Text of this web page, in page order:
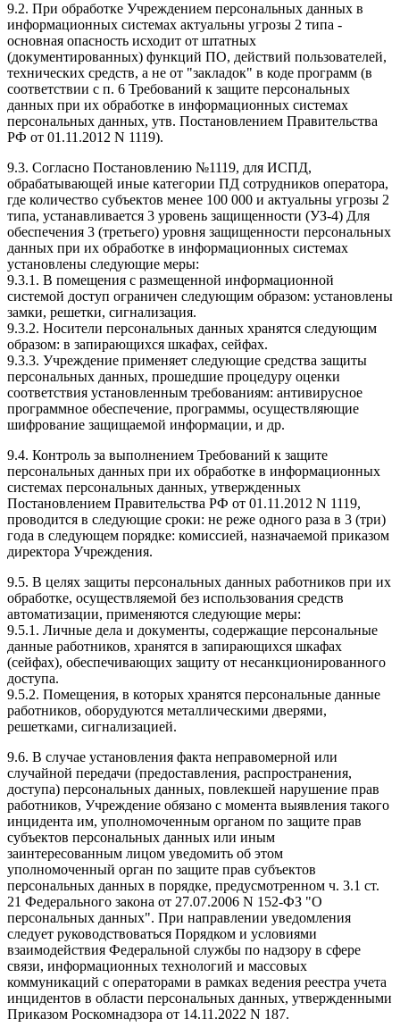
9.2. При обработке Учреждением персональных данных в
информационных системах актуальны угрозы 2 типа -
основная опасность исходит от штатных
(документированных) функций ПО, действий пользователей,
технических средств, а не от "закладок" в коде программ (в
соответствии с п. 6 Требований к защите персональных
данных при их обработке в информационных системах
персональных данных, утв. Постановлением Правительства
РФ от 01.11.2012 N 1119).
9.3. Согласно Постановлению №1119, для ИСПД,
обрабатывающей иные категории ПД сотрудников оператора,
где количество субъектов менее 100 000 и актуальны угрозы 2
типа, устанавливается 3 уровень защищенности (УЗ-4) Для
обеспечения 3 (третьего) уровня защищенности персональных
данных при их обработке в информационных системах
установлены следующие меры:
9.3.1. В помещения с размещенной информационной
системой доступ ограничен следующим образом: установлены
замки, решетки, сигнализация.
9.3.2. Носители персональных данных хранятся следующим
образом: в запирающихся шкафах, сейфах.
9.3.3. Учреждение применяет следующие средства защиты
персональных данных, прошедшие процедуру оценки
соответствия установленным требованиям: антивирусное
программное обеспечение, программы, осуществляющие
шифрование защищаемой информации, и др.
9.4. Контроль за выполнением Требований к защите
персональных данных при их обработке в информационных
системах персональных данных, утвержденных
Постановлением Правительства РФ от 01.11.2012 N 1119,
проводится в следующие сроки: не реже одного раза в 3 (три)
года в следующем порядке: комиссией, назначаемой приказом
директора Учреждения.
9.5. В целях защиты персональных данных работников при их
обработке, осуществляемой без использования средств
автоматизации, применяются следующие меры:
9.5.1. Личные дела и документы, содержащие персональные
данные работников, хранятся в запирающихся шкафах
(сейфах), обеспечивающих защиту от несанкционированного
доступа.
9.5.2. Помещения, в которых хранятся персональные данные
работников, оборудуются металлическими дверями,
решетками, сигнализацией.
9.6. В случае установления факта неправомерной или
случайной передачи (предоставления, распространения,
доступа) персональных данных, повлекшей нарушение прав
работников, Учреждение обязано с момента выявления такого
инцидента им, уполномоченным органом по защите прав
субъектов персональных данных или иным
заинтересованным лицом уведомить об этом
уполномоченный орган по защите прав субъектов
персональных данных в порядке, предусмотренном ч. 3.1 ст.
21 Федерального закона от 27.07.2006 N 152-ФЗ "О
персональных данных". При направлении уведомления
следует руководствоваться Порядком и условиями
взаимодействия Федеральной службы по надзору в сфере
связи, информационных технологий и массовых
коммуникаций с операторами в рамках ведения реестра учета
инцидентов в области персональных данных, утвержденными
Приказом Роскомнадзора от 14.11.2022 N 187.